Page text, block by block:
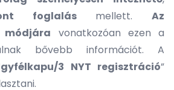
foglalás mellett. Az
módjára vonatkozóan ezen a
bővebb információt. A
3 NYT regisztráció”